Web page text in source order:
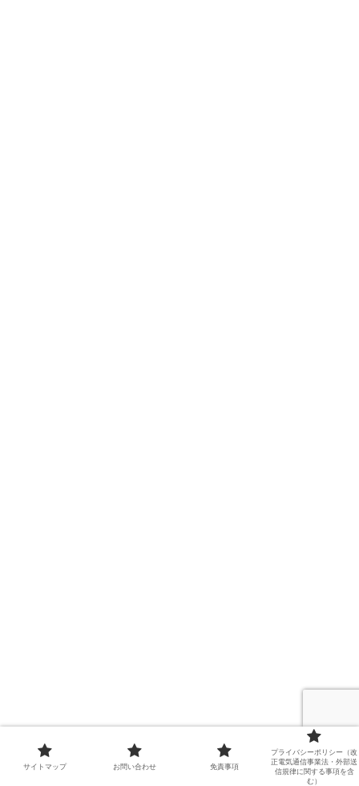
サイトマップ お問い合わせ 免責事項
プライバシーポリシー（改
正電気通信事業法・外部送
信規律に関する事項を含
む）